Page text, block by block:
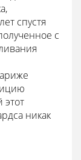
спустя
с
этот
никак